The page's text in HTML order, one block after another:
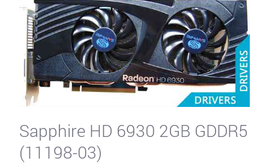
Sapphire HD 6930 2GB GDDR5
(11198-03)